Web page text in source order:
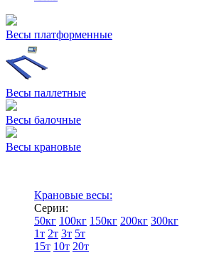
Весы платформенные
Весы паллетные
Весы балочные
Весы крановые
Крановые весы:
Серии:
50кг 100кг 150кг 200кг 300кг
1т 2т 3т 5т
15т 10т 20т